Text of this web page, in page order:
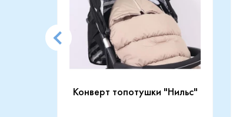
Конверт топотушки "Нильс"